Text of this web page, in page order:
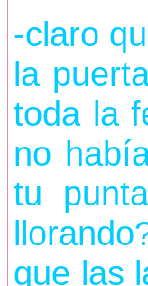
-claro
la
toda la
no
tu
que las